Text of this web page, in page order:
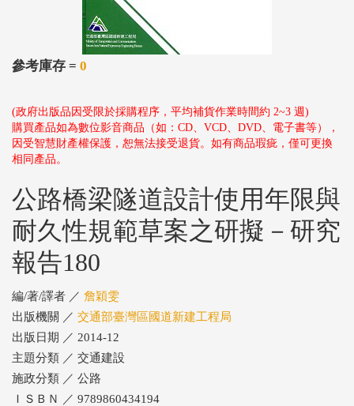
參考庫存 = 0
(政府出版品因受限於採購程序，平均補貨作業時間約 2~3 週)
購買產品如為數位影音商品（如：CD、VCD、DVD、電子書等），
因受智慧財產權保護，恕無法接受退貨。如有商品瑕疵，僅可更換
相同產品。
公路橋梁隧道設計使用年限與
耐久性規範草案之研擬－研究
報告180
編/著/譯者 ／ 詹穎雯
出版機關 ／ 交通部臺灣區國道新建工程局
出版日期 ／ 2014-12
主題分類 ／ 交通建設
施政分類 ／ 公路
ＩＳＢＮ ／ 9789860434194